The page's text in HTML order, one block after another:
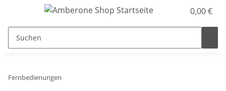
0,00 €
Fernbedienungen